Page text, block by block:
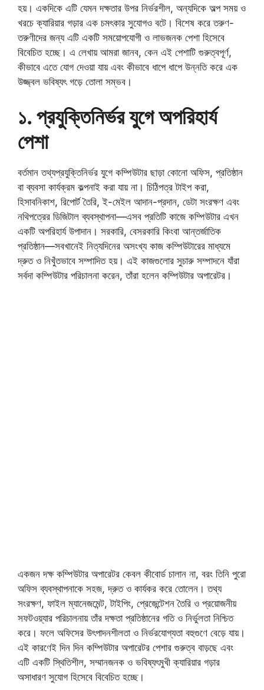
হয়। একদিকে এটি যেমন দক্ষতার উপর নির্ভরশীল, অন্যদিকে অল্প সময় ও
খরচে ক্যারিয়ার গড়ার এক চমৎকার সুযোগও বটে। বিশেষ করে তরুণ-
তরুণীদের জন্য এটি একটি সময়োপযোগী ও লাভজনক পেশা হিসেবে
বিবেচিত হচ্ছে। এ লেখায় আমরা জানব, কেন এই পেশাটি গুরুত্বপূর্ণ,
কীভাবে এতে যোগ দেওয়া যায় এবং কীভাবে ধাপে ধাপে উন্নতি করে এক
উজ্জ্বল ভবিষ্যৎ গড়ে তোলা সম্ভব।
১. প্রযুক্তিনির্ভর যুগে অপরিহার্য
পেশা
বর্তমান তথ্যপ্রযুক্তিনির্ভর যুগে কম্পিউটার ছাড়া কোনো অফিস, প্রতিষ্ঠান
বা ব্যবসা কার্যক্রম কল্পনাই করা যায় না। চিঠিপত্র টাইপ করা,
হিসাবনিকাশ, রিপোর্ট তৈরি, ই-মেইল আদান-প্রদান, ডেটা সংরক্ষণ এবং
নথিপত্রের ডিজিটাল ব্যবস্থাপনা—এসব প্রতিটি কাজে কম্পিউটার এখন
একটি অপরিহার্য উপাদান। সরকারি, বেসরকারি কিংবা আন্তর্জাতিক
প্রতিষ্ঠান—সবখানেই নিত্যদিনের অসংখ্য কাজ কম্পিউটারের মাধ্যমে
দ্রুত ও নিখুঁতভাবে সম্পাদিত হয়। এই কাজগুলোর সুচারু সম্পাদনে যাঁরা
সর্বদা কম্পিউটার পরিচালনা করেন, তাঁরা হলেন কম্পিউটার অপারেটর।
একজন দক্ষ কম্পিউটার অপারেটর কেবল কীবোর্ড চালান না, বরং তিনি পুরো
অফিস ব্যবস্থাপনাকে সহজ, দ্রুত ও কার্যকর করে তোলেন। তথ্য
সংরক্ষণ, ফাইল ম্যানেজমেন্ট, টাইপিং, প্রেজেন্টেশন তৈরি ও প্রয়োজনীয়
সফটওয়্যার পরিচালনায় তাঁর দক্ষতা প্রতিষ্ঠানের গতি ও নির্ভুলতা নিশ্চিত
করে। ফলে অফিসের উৎপাদনশীলতা ও নির্ভরযোগ্যতা বহুগুণে বেড়ে যায়।
এই কারণেই দিন দিন কম্পিউটার অপারেটর পেশার গুরুত্ব বাড়ছে এবং
এটি একটি স্থিতিশীল, সম্মানজনক ও ভবিষ্যৎমুখী ক্যারিয়ার গড়ার
অসাধারণ সুযোগ হিসেবে বিবেচিত হচ্ছে।